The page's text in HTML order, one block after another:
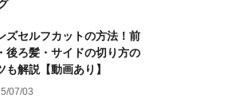
ズセルフカットの方法！前
後ろ髪・サイドの切り方の
も解説【動画あり】
07/03